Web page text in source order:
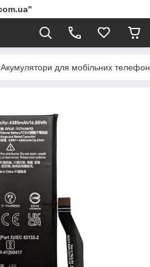
Акумулятори для мобільних